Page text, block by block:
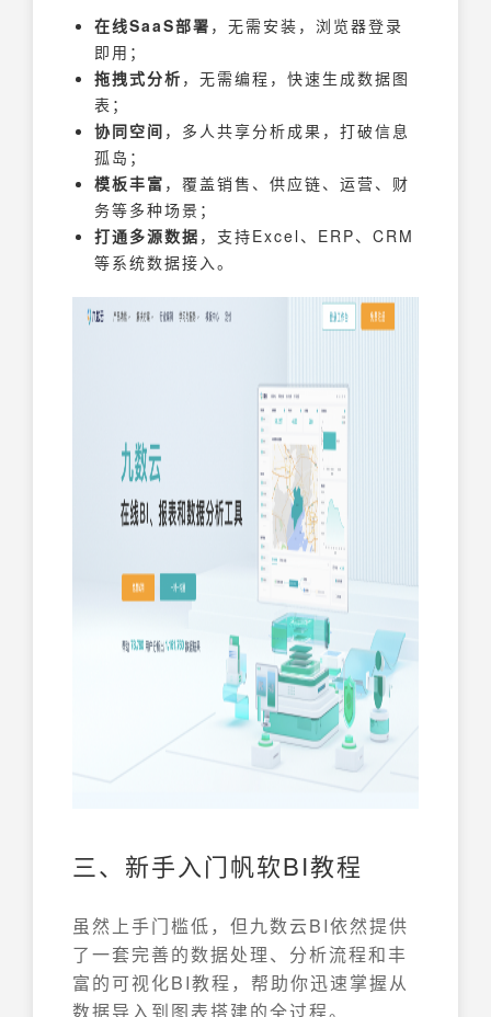
在线SaaS部署 ，无需安装，浏览器登录
即用；
拖拽式分析 ，无需编程，快速生成数据图
表；
协同空间 ，多人共享分析成果，打破信息
孤岛；
模板丰富 ，覆盖销售、供应链、运营、财
务等多种场景；
打通多源数据 ，支持Excel、ERP、CRM
等系统数据接入。
三、新手入门帆软BI教程
虽然上手门槛低，但九数云BI依然提供
了一套完善的数据处理、分析流程和丰
富的可视化BI教程，帮助你迅速掌握从
数据导入到图表搭建的全过程。